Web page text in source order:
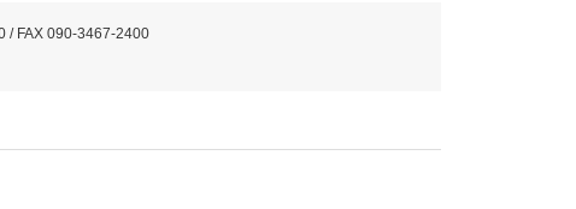
/ FAX 090-3467-2400